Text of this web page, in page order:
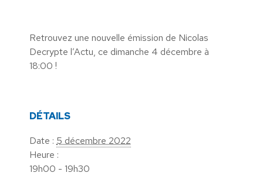
Retrouvez une nouvelle émission de Nicolas
Decrypte l’Actu, ce dimanche 4 décembre à
18:00 !
DÉTAILS
Date : 5 décembre 2022
Heure :
19h00 - 19h30